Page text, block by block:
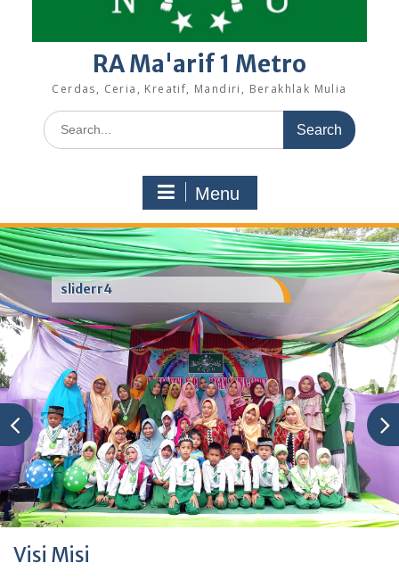
RA Ma'arif 1 Metro
Cerdas, Ceria, Kreatif, Mandiri, Berakhlak Mulia
Search
for:
Menu
sliderr4
Visi Misi